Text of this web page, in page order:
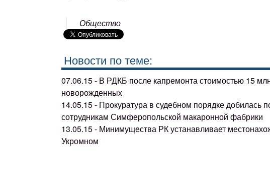
Общество
Новости по теме:
07.06.15 - В РДКБ после капремонта стоимостью 15
новорожденных
14.05.15 - Прокуратура в судебном порядке добилась
сотрудникам Симферопольской макаронной фабрики
13.05.15 - Минимущества РК устанавливает
Укромном